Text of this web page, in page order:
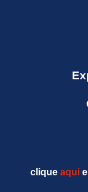
clique aquie